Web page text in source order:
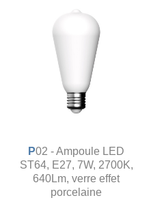
P02 - Ampoule LED
ST64, E27, 7W, 2700K,
640Lm, verre effet
porcelaine